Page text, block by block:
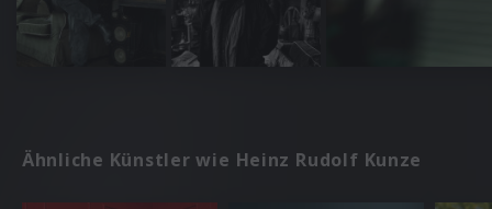
Ähnliche Künstler wie Heinz Rudolf Kunze